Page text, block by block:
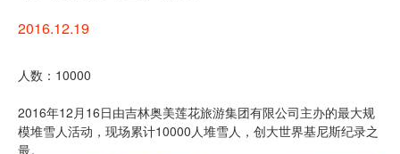
2016.12.19
人数：10000
2016年12月16日由吉林奥美莲花旅游集团有限公司主办的最大规
模堆雪人活动，现场累计10000人堆雪人，创大世界基尼斯纪录之
最。